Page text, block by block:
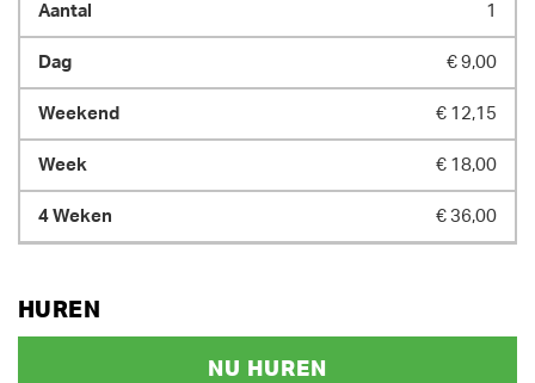
1
€ 9,00
€ 12,15
€ 18,00
€ 36,00
HUREN
NU HUREN